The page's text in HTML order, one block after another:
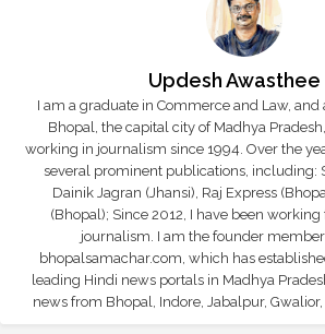
Updesh Awasthee
I am a graduate in Commerce and Law, and
Bhopal, the capital city of Madhya
working in journalism since 1994. Over the
several prominent publications, including:
Dainik Jagran (Jhansi), Raj Express
(Bhopal); Since 2012, I have been
journalism. I am the founder
bhopalsamachar.com, which has
leading Hindi news portals in Madhya
news from Bhopal, Indore, Jabalpur, Gwalior,